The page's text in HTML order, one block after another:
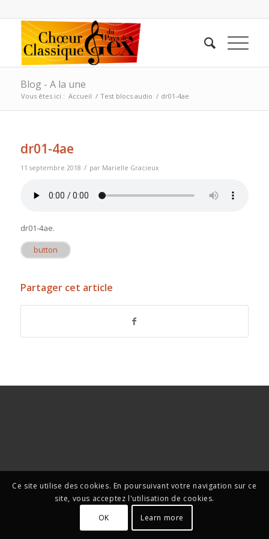
Blog - A la une
Vous êtes ici : Accueil / Test blocs audio / dr01-4ae
dr01-4ae
11 septembre 2018 / par Marielle Gracieux
dr01-4ae.
button
Partager cet article
Ce site utilise des cookies. En poursuivant votre navigation sur ce
site, vous acceptez l'utilisation de cookies.
OK
Learn more